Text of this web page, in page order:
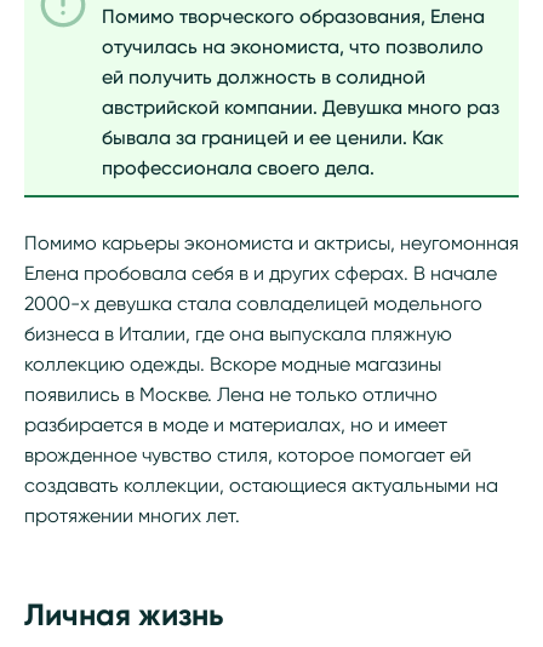
Помимо творческого образования, Елена
отучилась на экономиста, что позволило
ей получить должность в солидной
австрийской компании. Девушка много раз
бывала за границей и ее ценили. Как
профессионала своего дела.
Помимо карьеры экономиста и актрисы, неугомонная
Елена пробовала себя в и других сферах. В начале
2000-х девушка стала совладелицей модельного
бизнеса в Италии, где она выпускала пляжную
коллекцию одежды. Вскоре модные магазины
появились в Москве. Лена не только отлично
разбирается в моде и материалах, но и имеет
врожденное чувство стиля, которое помогает ей
создавать коллекции, остающиеся актуальными на
протяжении многих лет.
Личная жизнь